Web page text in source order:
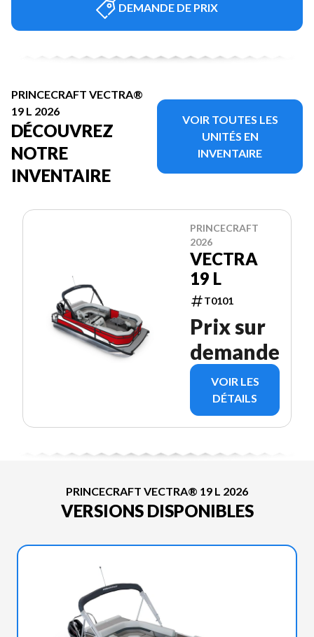
DEMANDE DE PRIX
PRINCECRAFT VECTRA®
19 L 2026
DÉCOUVREZ
NOTRE
INVENTAIRE
VOIR TOUTES LES
UNITÉS EN
INVENTAIRE
PRINCECRAFT
2026
VECTRA
19 L
T0101
Prix sur
demande
VOIR LES
DÉTAILS
PRINCECRAFT VECTRA® 19 L 2026
VERSIONS DISPONIBLES